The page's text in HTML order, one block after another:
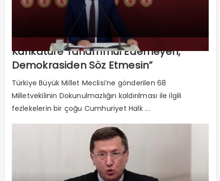
Karikatüre Tahammül Edemeyen,
Demokrasiden Söz Etmesin”
Türkiye Büyük Millet Meclisi’ne gönderilen 68
Milletvekilinin Dokunulmazlığın kaldırılması ile ilgili
fezlekelerin bir çoğu Cumhuriyet Halk ...